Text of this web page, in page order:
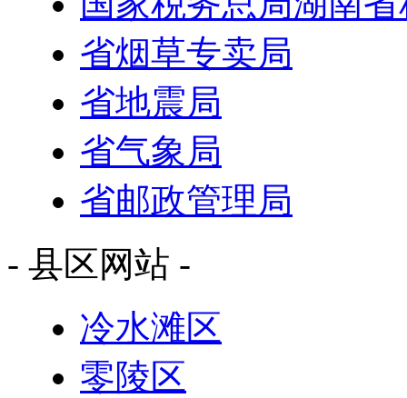
省烟草专卖局
省地震局
省气象局
省邮政管理局
- 县区网站 -
冷水滩区
零陵区